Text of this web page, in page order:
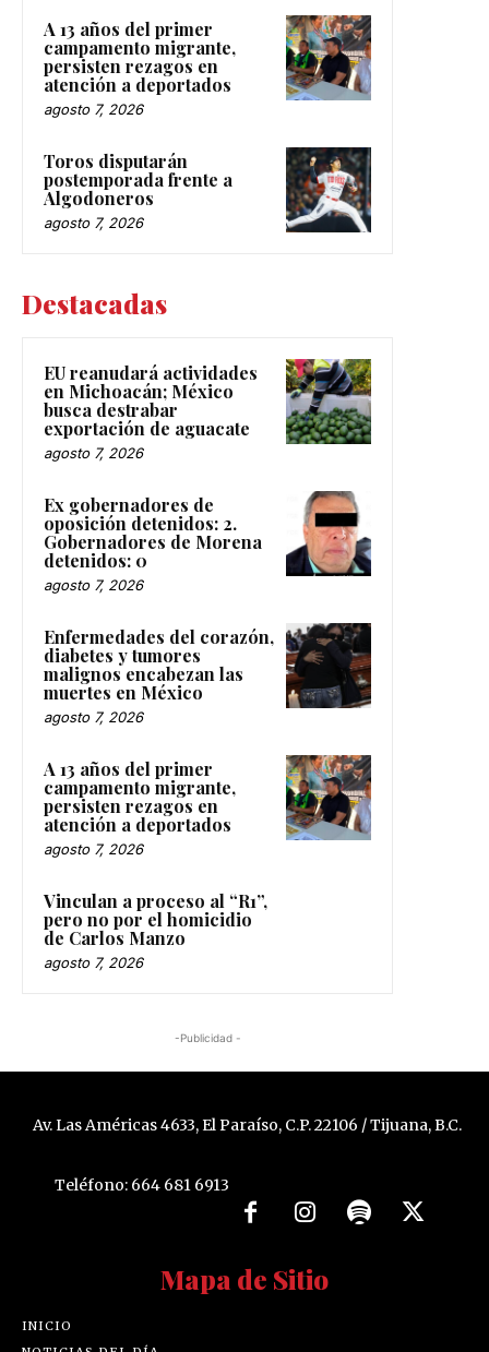
A 13 años del primer
campamento migrante,
persisten rezagos en
atención a deportados
agosto 7, 2026
Toros disputarán
postemporada frente a
Algodoneros
agosto 7, 2026
Destacadas
EU reanudará actividades
en Michoacán; México
busca destrabar
exportación de aguacate
agosto 7, 2026
Ex gobernadores de
oposición detenidos: 2.
Gobernadores de Morena
detenidos: 0
agosto 7, 2026
Enfermedades del corazón,
diabetes y tumores
malignos encabezan las
muertes en México
agosto 7, 2026
A 13 años del primer
campamento migrante,
persisten rezagos en
atención a deportados
agosto 7, 2026
Vinculan a proceso al “R1”,
pero no por el homicidio
de Carlos Manzo
agosto 7, 2026
-Publicidad -
Av. Las Américas 4633, El Paraíso, C.P. 22106 / Tijuana, B.C.
Teléfono: 664 681 6913
Mapa de Sitio
INICIO